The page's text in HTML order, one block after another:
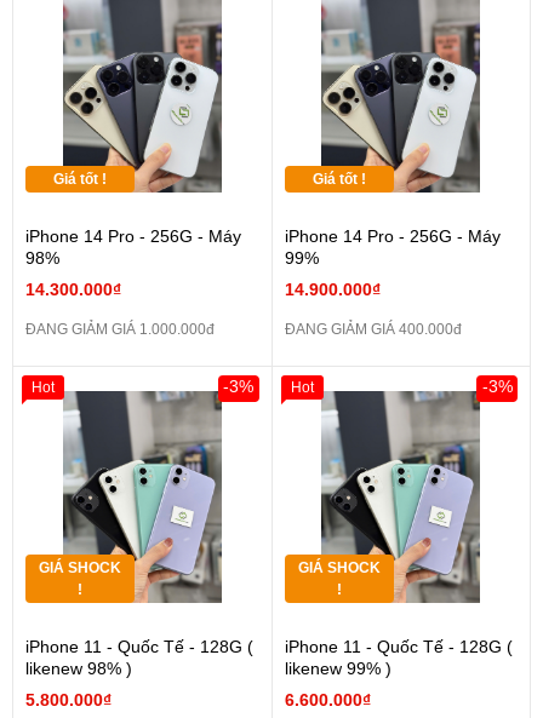
Giá tốt !
iPhone 14 Pro - 256G - Máy
98%
14.300.000₫
ĐANG GIẢM GIÁ 1.000.000đ
Giá tốt !
iPhone 14 Pro - 256G - Máy
99%
14.900.000₫
ĐANG GIẢM GIÁ 400.000đ
GIÁ SHOCK
!
iPhone 11 - Quốc Tế - 128G (
likenew 98% )
5.800.000₫
-3%
Hot
GIÁ SHOCK
!
iPhone 11 - Quốc Tế - 128G (
likenew 99% )
6.600.000₫
-3%
Hot